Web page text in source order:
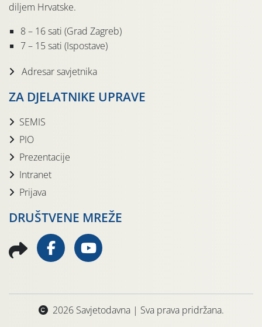
diljem Hrvatske.
8 – 16 sati (Grad Zagreb)
7 – 15 sati (Ispostave)
Adresar savjetnika
ZA DJELATNIKE UPRAVE
SEMIS
PIO
Prezentacije
Intranet
Prijava
DRUŠTVENE MREŽE
2026 Savjetodavna | Sva prava pridržana.